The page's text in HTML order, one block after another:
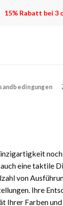
15% Rabatt bei 3
eine taktile
von
Ihre
Ihrer Farben